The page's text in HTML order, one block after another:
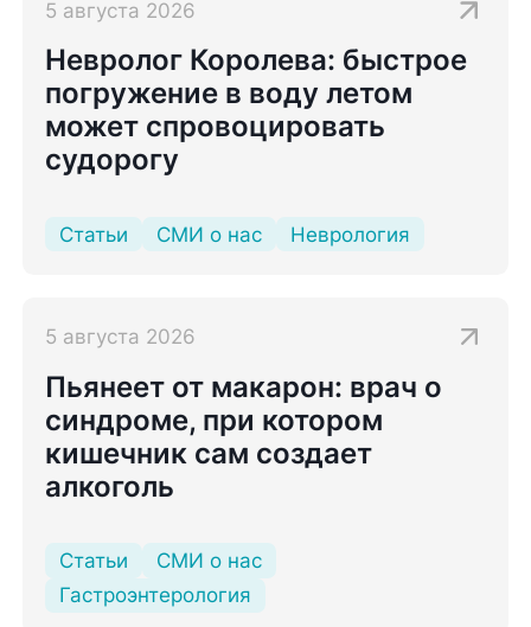
5 августа 2026
Невролог Королева: быстрое
погружение в воду летом
может спровоцировать
судорогу
Статьи СМИ о нас Неврология
5 августа 2026
Пьянеет от макарон: врач о
синдроме, при котором
кишечник сам создает
алкоголь
Статьи
СМИ о нас
Гастроэнтерология